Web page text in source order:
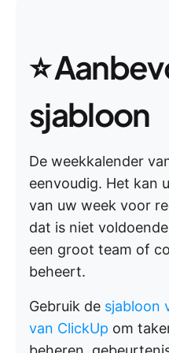
⭐
sjabloon
De weekkalender
eenvoudig. Het kan
van uw week voor
dat is niet
een groot team of
beheert.
Gebruik de sjabloon
van ClickUp om